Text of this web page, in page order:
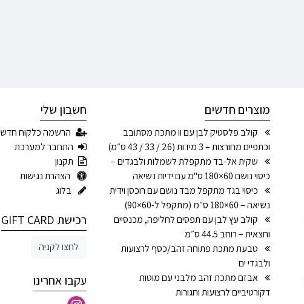
מוצרים חדשים
קולב פלסטיק לבן עם וו מתכת מסתובב
וכתפיים מחורצות – 3 מידות (26 / 33 / 43 ס״מ)
שקית אל-בד מתקפלת לשמלות ולבגדים –
כיסוי נושם 60×180 ס"מ עם ידיות נשיאה
כיסוי בגד מתקפל מבד נושם עם רוכסן וידית
נשיאה – 60×180 ס״מ (מתקפל ל-60×90)
קולב עץ לבן עם תפסים לחליפה, מכנסיים
וחצאית – רוחב 44.5 ס״מ
טבעת מתכת פתוחה זהב/כסף לרצועות
ולבגדי ים
אבזם מתכת זהב מלבני עם מוטות
דקורטיביים לרצועות וחגורות
חשבון שלי
הרשמה כלקוח חדש
התחבר למערכת
תקנון
הצהרת נגישות
בלוג
רכישת GIFT CARD
לחצו לקניה
עקבו אחרינו